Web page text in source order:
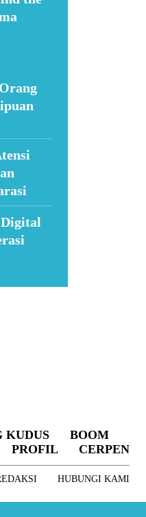
KUDUS
BOOM
PROFIL
CERPEN
HUBUNGI KAMI